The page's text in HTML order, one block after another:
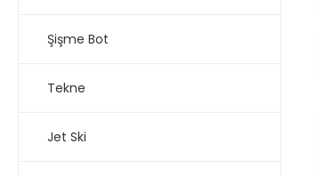
Şişme Bot
Tekne
Jet Ski